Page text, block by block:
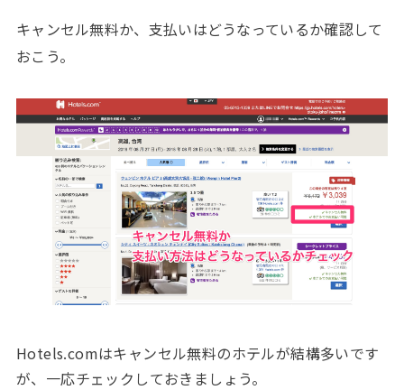
キャンセル無料か、支払いはどうなっているか確認して
おこう。
Hotels.comはキャンセル無料のホテルが結構多いです
が、一応チェックしておきましょう。